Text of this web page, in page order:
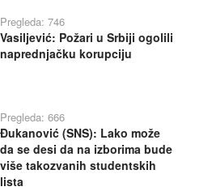
Pregleda: 746
Vasiljević: Požari u Srbiji ogolili
naprednjačku korupciju
Pregleda: 666
Đukanović (SNS): Lako može
da se desi da na izborima bude
više takozvanih studentskih
lista